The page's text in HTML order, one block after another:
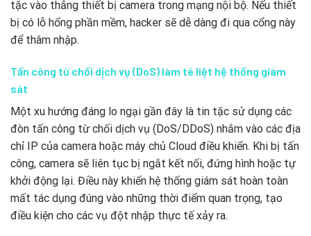
tặc vào thẳng thiết bị camera trong mạng nội bộ. Nếu thiết
bị có lỗ hổng phần mềm, hacker sẽ dễ dàng đi qua cổng này
để thâm nhập.
Tấn công từ chối dịch vụ (DoS) làm tê liệt hệ thống giám
sát
Một xu hướng đáng lo ngại gần đây là tin tặc sử dụng các
đòn tấn công từ chối dịch vụ (DoS/DDoS) nhắm vào các địa
chỉ IP của camera hoặc máy chủ Cloud điều khiển. Khi bị tấn
công, camera sẽ liên tục bị ngắt kết nối, đứng hình hoặc tự
khởi động lại. Điều này khiến hệ thống giám sát hoàn toàn
mất tác dụng đúng vào những thời điểm quan trọng, tạo
điều kiện cho các vụ đột nhập thực tế xảy ra.